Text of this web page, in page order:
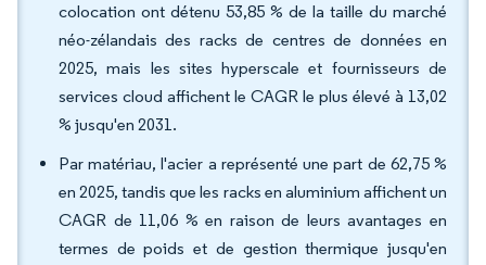
colocation ont détenu 53,85 % de la taille du marché
néo-zélandais des racks de centres de données en
2025, mais les sites hyperscale et fournisseurs de
services cloud affichent le CAGR le plus élevé à 13,02
% jusqu'en 2031.
Par matériau, l'acier a représenté une part de 62,75 %
en 2025, tandis que les racks en aluminium affichent un
CAGR de 11,06 % en raison de leurs avantages en
termes de poids et de gestion thermique jusqu'en